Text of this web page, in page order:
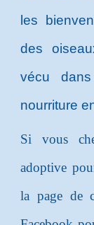
les
des
vécu
nourriture
Si vous
adoptive
la page de